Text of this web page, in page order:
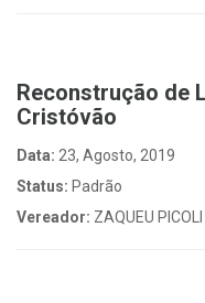
Reconstrução de
Cristóvão
Data: 23, Agosto, 2019
Status: Padrão
Vereador: ZAQUEU PICOLI